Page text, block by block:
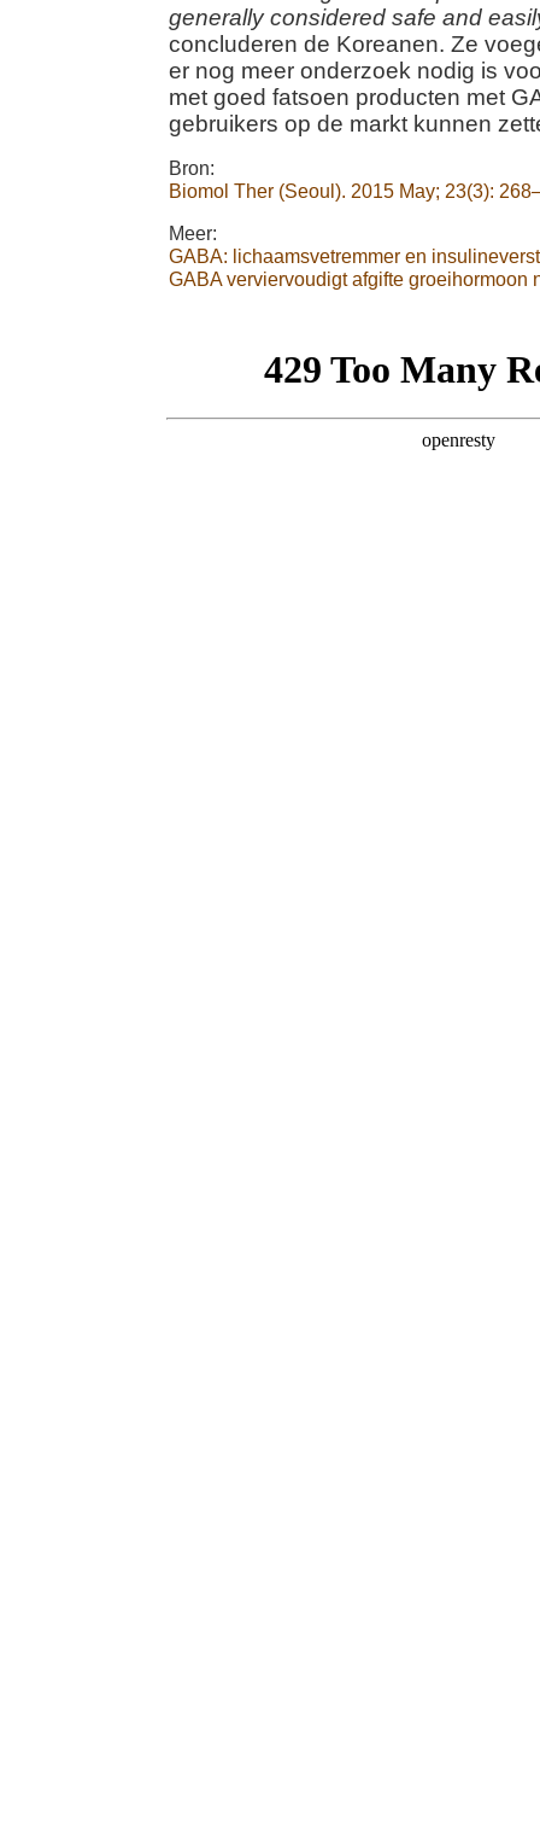
generally considered safe and
concluderen de Koreanen. Ze
er nog meer onderzoek nodig is
met goed fatsoen producten met
gebruikers op de markt kunnen
Bron:
Biomol Ther (Seoul). 2015 May; 23(3):
Meer:
GABA: lichaamsvetremmer en
GABA verviervoudigt afgifte groeihormoon